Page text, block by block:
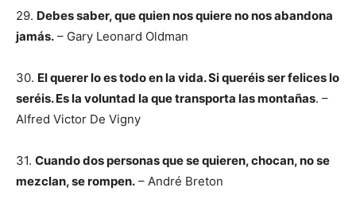
29. Debes saber, que quien nos quiere no nos abandona
jamás. – Gary Leonard Oldman
30. El querer lo es todo en la vida. Si queréis ser felices lo
seréis. Es la voluntad la que transporta las montañas. –
Alfred Victor De Vigny
31. Cuando dos personas que se quieren, chocan, no se
mezclan, se rompen. – André Breton